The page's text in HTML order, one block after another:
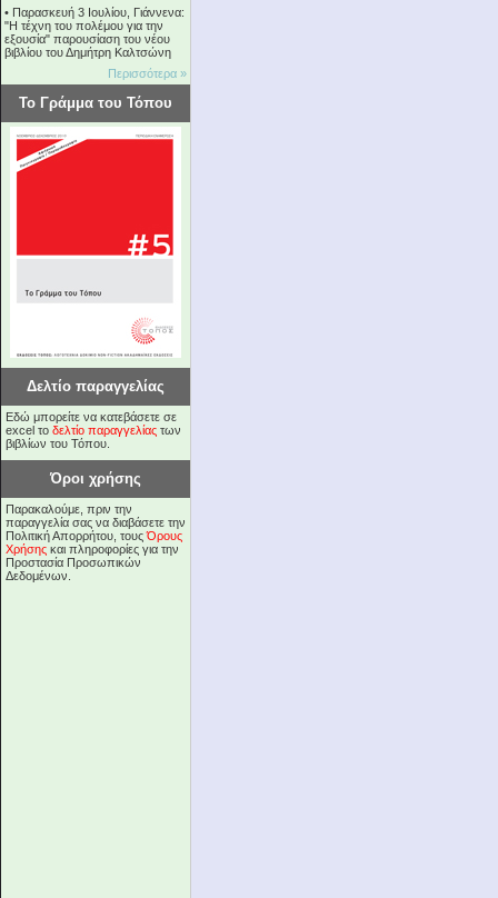
• Παρασκευή 3 Ιουλίου, Γιάννενα:
"Η τέχνη του πολέμου για την
εξουσία" παρουσίαση του νέου
βιβλίου του Δημήτρη Καλτσώνη
Περισσότερα »
Το Γράμμα του Τόπου
Δελτίο παραγγελίας
Εδώ μπορείτε να κατεβάσετε σε
excel το δελτίο παραγγελίας των
βιβλίων του Τόπου.
Όροι χρήσης
Παρακαλούμε, πριν την
παραγγελία σας να διαβάσετε την
Πολιτική Απορρήτου, τουςΌρους
Χρήσης και πληροφορίες για την
Προστασία Προσωπικών
Δεδομένων.